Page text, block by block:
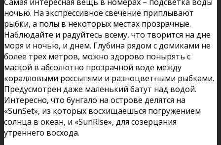
ночью. На экспрессивное свечение приплывают
рыбки, а полы в некоторых местах прозрачные.
Наблюдайте и радуйтесь всему, что творится на дне
моря и ночью, и днем. Глубина рядом с домиками не
более трех метров, можно здорово понырять с
маской в абсолютно прозрачной воде между
коралловыми россыпями и разноцветными рыбками.
Предусмотрен даже маленький батут над водой.
Интересно, что бунгало на острове делятся на
«SunSet», из которых восхищаешься погружением
солнца в океан, и «SunRise», для созерцания
утреннего восхода.